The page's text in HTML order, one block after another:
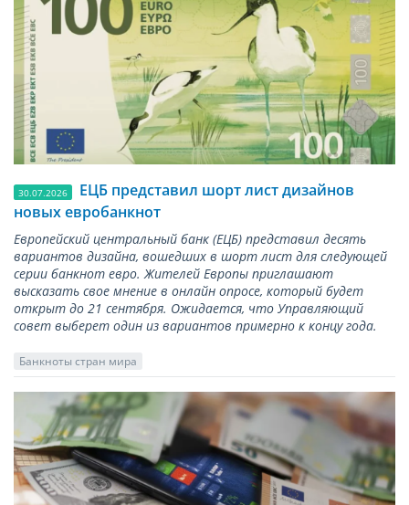
30.07.2026
ЕЦБ представил шорт лист дизайнов
новых евробанкнот
Европейский центральный банк (ЕЦБ) представил десять
вариантов дизайна, вошедших в шорт лист для следующей
серии банкнот евро. Жителей Европы приглашают
высказать свое мнение в онлайн опросе, который будет
открыт до 21 сентября. Ожидается, что Управляющий
совет выберет один из вариантов примерно к концу года.
Банкноты стран мира